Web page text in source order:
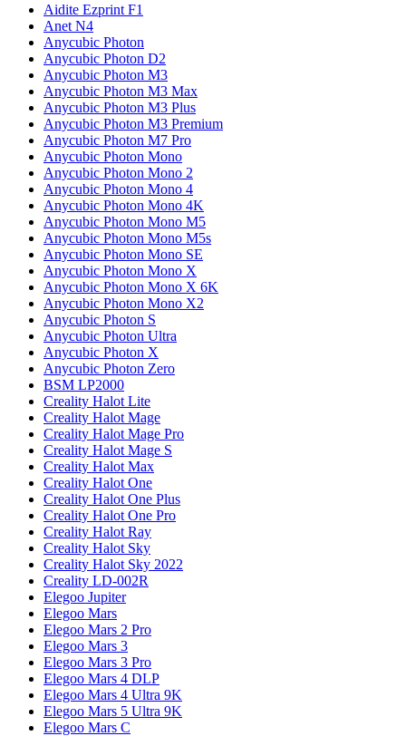
Aidite Ezprint F1
Anet N4
Anycubic Photon
Anycubic Photon D2
Anycubic Photon M3
Anycubic Photon M3 Max
Anycubic Photon M3 Plus
Anycubic Photon M3 Premium
Anycubic Photon M7 Pro
Anycubic Photon Mono
Anycubic Photon Mono 2
Anycubic Photon Mono 4
Anycubic Photon Mono 4K
Anycubic Photon Mono M5
Anycubic Photon Mono M5s
Anycubic Photon Mono SE
Anycubic Photon Mono X
Anycubic Photon Mono X 6K
Anycubic Photon Mono X2
Anycubic Photon S
Anycubic Photon Ultra
Anycubic Photon X
Anycubic Photon Zero
BSM LP2000
Creality Halot Lite
Creality Halot Mage
Creality Halot Mage Pro
Creality Halot Mage S
Creality Halot Max
Creality Halot One
Creality Halot One Plus
Creality Halot One Pro
Creality Halot Ray
Creality Halot Sky
Creality Halot Sky 2022
Creality LD-002R
Elegoo Jupiter
Elegoo Mars
Elegoo Mars 2 Pro
Elegoo Mars 3
Elegoo Mars 3 Pro
Elegoo Mars 4 DLP
Elegoo Mars 4 Ultra 9K
Elegoo Mars 5 Ultra 9K
Elegoo Mars C